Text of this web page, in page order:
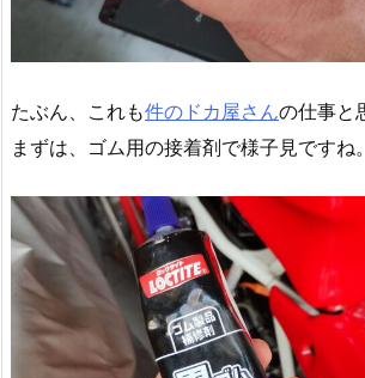
たぶん、これも件のドカ屋さんの仕事と
まずは、ゴム用の接着剤で様子見ですね。